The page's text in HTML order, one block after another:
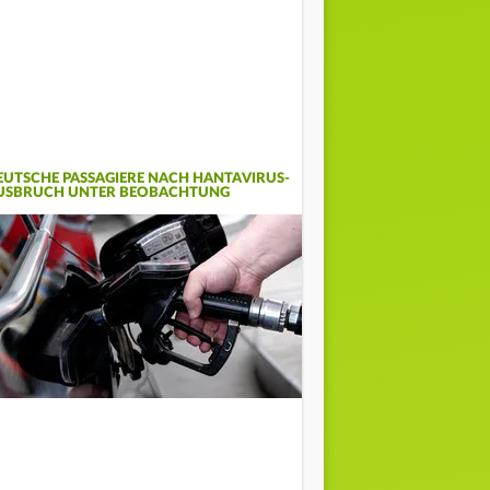
PASSAGIERE NACH HANTAVIRUS-
UNTER BEOBACHTUNG